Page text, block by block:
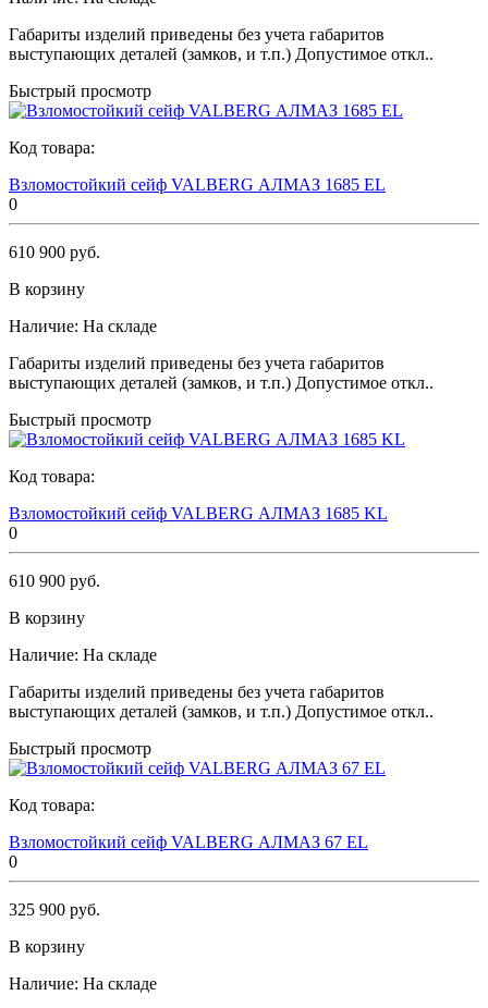
Габариты изделий приведены без учета габаритов
выступающих деталей (замков, и т.п.) Допустимое откл..
Быстрый просмотр
Код товара:
Взломостойкий сейф VALBERG АЛМАЗ 1685 EL
0
610 900 руб.
В корзину
Наличие: На складе
Габариты изделий приведены без учета габаритов
выступающих деталей (замков, и т.п.) Допустимое откл..
Быстрый просмотр
Код товара:
Взломостойкий сейф VALBERG АЛМАЗ 1685 KL
0
610 900 руб.
В корзину
Наличие: На складе
Габариты изделий приведены без учета габаритов
выступающих деталей (замков, и т.п.) Допустимое откл..
Быстрый просмотр
Код товара:
Взломостойкий сейф VALBERG АЛМАЗ 67 EL
0
325 900 руб.
В корзину
Наличие: На складе